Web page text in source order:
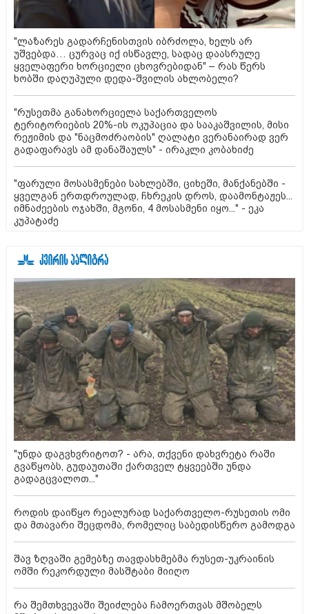
"ლაზარეს გადარჩენისთვის იბრძოლა, ხელს არ
უშვებდა… ცურვაც იქ ისწავლე, სადაც დაასრულე
ყველაფერი ხორციელი ცხოვრებიდან" – რას წერს
ხობში დაღუპული დედა-შვილის ახლობელი?
"რუსეთმა განახორციელა საქართველოს
ტერიტორიების 20%-ის ოკუპაცია და სააკაშვილის, მისი
რეჟიმის და "ნაცმოძრაობის" ღალატი ვერანაირად ვერ
გადაფარავს ამ დანაშაულს" - ირაკლი კობახიძე
"ფარული მოსასმენები სახლებში, ციხეში, მანქანებში -
ყველგან ერთდროულად, ჩხრეკის დროს, დაამონტაჟეს...
იმნაძეების ოჯახში, მგონი, 4 მოსასმენი იყო..." - ეკა
კუპატაძე
"უნდა დაგვხვრიტოთ? - არა, თქვენი დახვრეტა რაში
გვაწყობს, გუდაუთაში ქართველ ტყვეებში უნდა
გადაგცვალოთ..."
როდის დაიწყო რეალურად საქართველო-რუსეთის ომი
და მთავარი შეცდომა, რომელიც საბედისწერო გამოდგა
შავ ზღვაში გემებზე თავდასხმებმა რუსეთ-უკრაინის
ომში რეკორდული მასშტაბი მიიღო
რა შემთხვევაში შეიძლება ჩამოერთვას მშობელს